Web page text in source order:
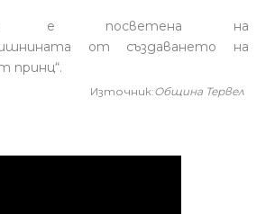
е посветена на
от създаването на
принц“.
Източник:Община Тервел